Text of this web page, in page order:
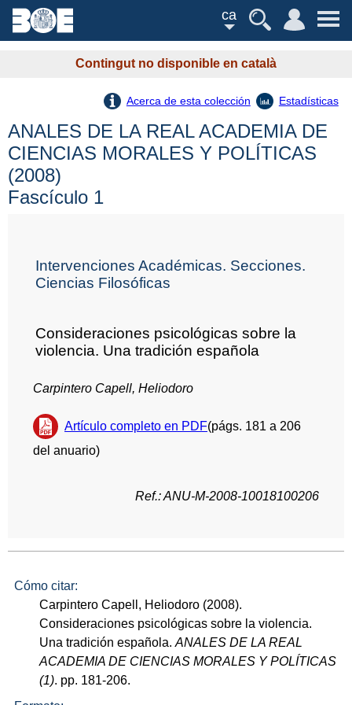
ca
Contingut no disponible en català
Acerca de esta colección Estadísticas
ANALES DE LA REAL ACADEMIA DE
CIENCIAS MORALES Y POLÍTICAS
(2008)
Fascículo 1
Intervenciones Académicas. Secciones.
Ciencias Filosóficas
Consideraciones psicológicas sobre la
violencia. Una tradición española
Carpintero Capell, Heliodoro
Artículo completo en PDF(págs. 181 a 206
del anuario)
Ref.: ANU-M-2008-10018100206
Cómo citar:
Carpintero Capell, Heliodoro (2008).
Consideraciones psicológicas sobre la violencia.
Una tradición española.ANALES DE LA REAL
ACADEMIA DE CIENCIAS MORALES Y POLÍTICAS
(1). pp. 181-206.